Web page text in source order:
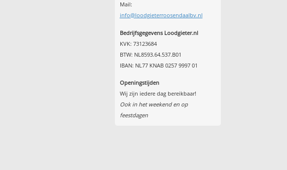
Mail:
info@loodgieterroosendaalbv.nl
Bedrijfsgegevens Loodgieter.nl
KVK: 73123684
BTW: NL8593.64.537.B01
IBAN: NL77 KNAB 0257 9997 01
Openingstijden
Wij zijn iedere dag bereikbaar!
Ook in het weekend en op
feestdagen